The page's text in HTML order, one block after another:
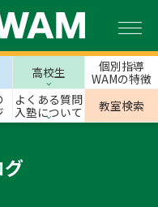
高校生
個別指導
WAMの特徴
よくある質問
入塾について
教室検索